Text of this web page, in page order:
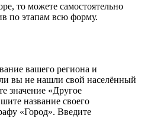
то можете самостоятельно
по этапам всю форму.
вашего региона и
вы не нашли свой населённый
значение «Другое
название своего
«Город». Введите